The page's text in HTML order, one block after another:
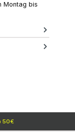
Montag bis
50€